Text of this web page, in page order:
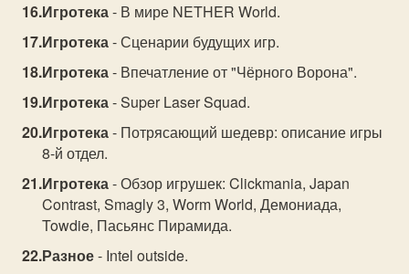
Игротека- В мире NETHER World.
Игротека- Сценарии будущих игр.
Игротека- Впечатление от "Чёрного Ворона".
Игротека- Super Laser Squad.
Игротека- Потрясающий шедевр: описание игры
8-й отдел.
Игротека- Обзор игрушек: Clickmania, Japan
Contrast, Smagly 3, Worm World, Демониада,
Towdie, Пасьянс Пирамида.
Разное- Intel outside.